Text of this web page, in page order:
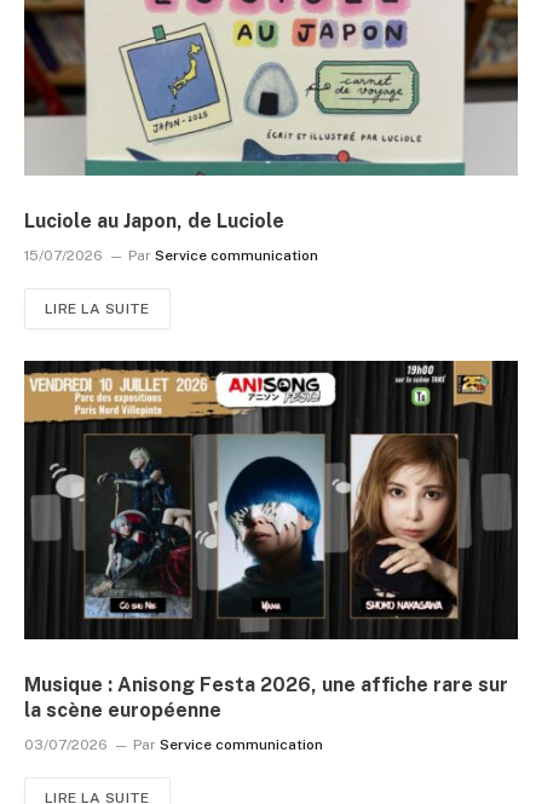
Luciole au Japon, de Luciole
15/07/2026 Par Service communication
LIRE LA SUITE
Musique : Anisong Festa 2026, une affiche rare sur
la scène européenne
03/07/2026 Par Service communication
LIRE LA SUITE